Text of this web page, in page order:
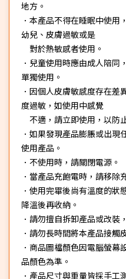
地方。
．本產品不得在睡眠中使
幼兒、皮膚過敏或是
對於熱敏感者使用。
．兒童使用時應由成人陪同
單獨使用。
．因個人皮膚敏感度存在差
度過敏，如使用中感覺
不適，請立即使用，以防
．如果發現產品膨脹或出
使用產品。
．不使用時，請關閉電源。
．當產品充飽電時，請移除
．使用完畢後尚有溫度的
降溫後再收納。
．請勿擅自拆卸產品或改裝
．請勿長時間將本產品接觸
．商品圖檔顏色因電腦螢
品顏色為準。
．產品尺寸與重量皆採手